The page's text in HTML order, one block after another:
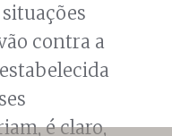
situações
contra a
é claro,